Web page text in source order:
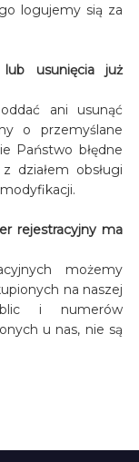
logujemy sią za
usunięcia już
ani usunąć
o przemyślane
Państwo błędne
działem obsługi
rejestracyjny ma
możemy
na naszej
i numerów
u nas, nie są